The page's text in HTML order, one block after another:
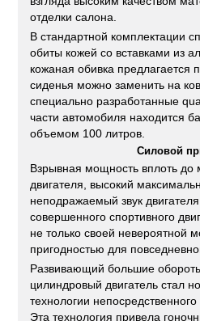
отделки салона.
В стандартной комплектации
обиты кожей со вставками из
кожаная обивка предлагается
сиденья можно заменить на
специально разработанные
части автомобиля находится
объемом 100 литров.
Силовой
Взрывная мощность вплоть до
двигателя, высокий
неподражаемый звук
совершенного спортивного
не только своей невероятной
пригодностью для
Развивающий большие
цилиндровый двигатель стал
технологии
Эта технология привела